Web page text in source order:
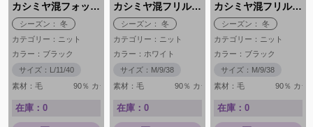
カシミヤ混フォックス付ニットジャケット
シーズン： 冬
カテゴリー：ニット
カラー：ブラック
サイズ：L/11/40
素材：毛 90％ カシミヤ 10％ 毛皮部分 フォックス使用
在庫：0
カシミヤ混フリル付きハイネック
シーズン： 冬
カテゴリー：ニット
カラー：ホワイト
サイズ：M/9/38
素材：毛 90％ カシミヤ 10％
在庫：0
カシミヤ混フリル付きハイネック
シーズン： 冬
カテゴリー：ニット
カラー：ブラック
サイズ：M/9/38
素材：毛 90％ カシ
在庫：0